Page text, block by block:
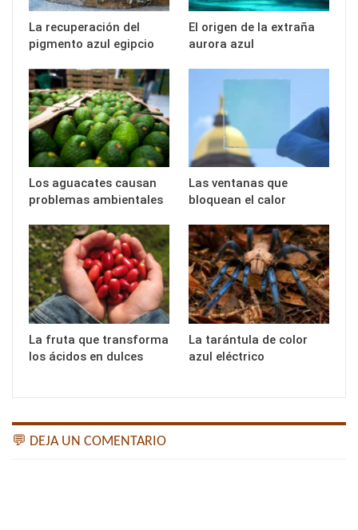
La recuperación del
pigmento azul egipcio
El origen de la extraña
aurora azul
Los aguacates causan
problemas ambientales
Las ventanas que
bloquean el calor
La fruta que transforma
los ácidos en dulces
La tarántula de color
azul eléctrico
💬 DEJA UN COMENTARIO